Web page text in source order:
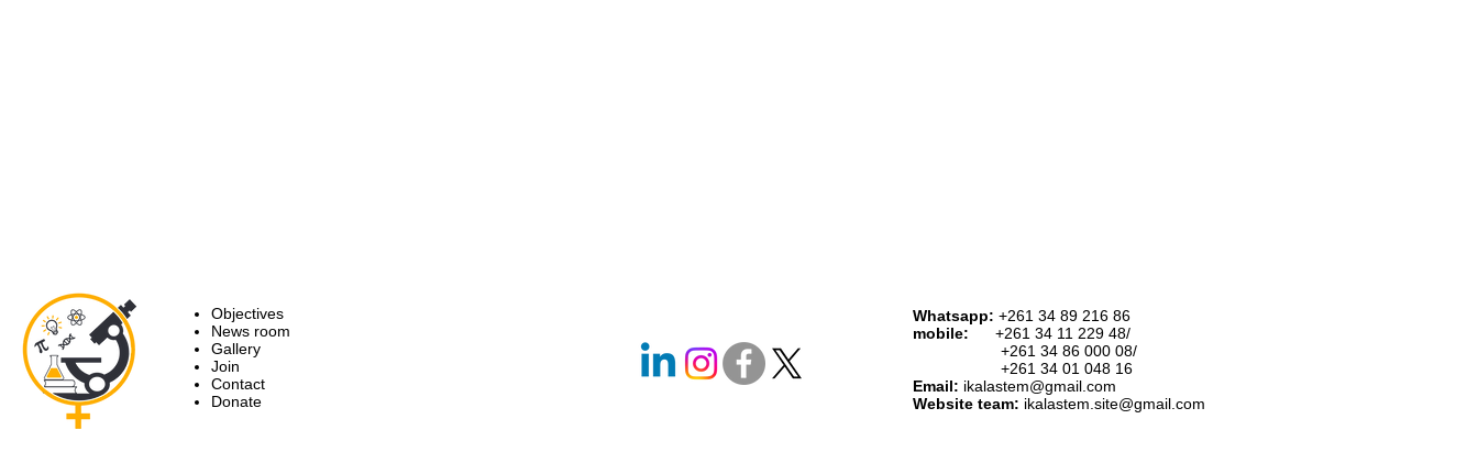
Objectives
News room
Gallery
Join
Contact
Donate
Whatsapp: +261 34 89 216 86
mobile: +261 34 11 229 48/
+261 34 86 000 08/
+261 34 01 048 16
Email: ikalastem@gmail.com
Website team: ikalastem.site@gmail.com